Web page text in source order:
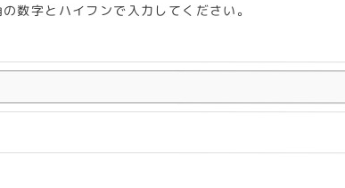
字とハイフンで入力してください。